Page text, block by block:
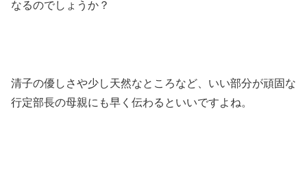
なるのでしょうか？
清子の優しさや少し天然なところなど、いい部分が頑固な
行定部長の母親にも早く伝わるといいですよね。